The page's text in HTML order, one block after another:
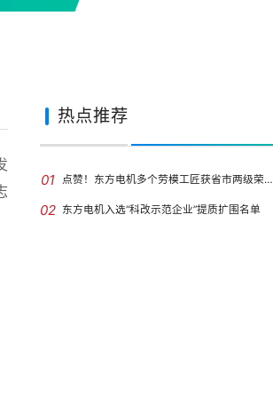
热点推荐
01 点赞！东方电机多个劳模工匠获省市两级荣…
02 东方电机入选“科改示范企业”提质扩围名单